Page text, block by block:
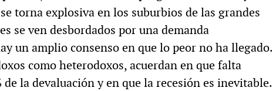
torna explosiva en los suburbios de las grandes
se ven desbordados por una demanda
un amplio consenso en que lo peor no ha llegado.
como heterodoxos, acuerdan en que falta
la devaluación y en que la recesión es inevitable.